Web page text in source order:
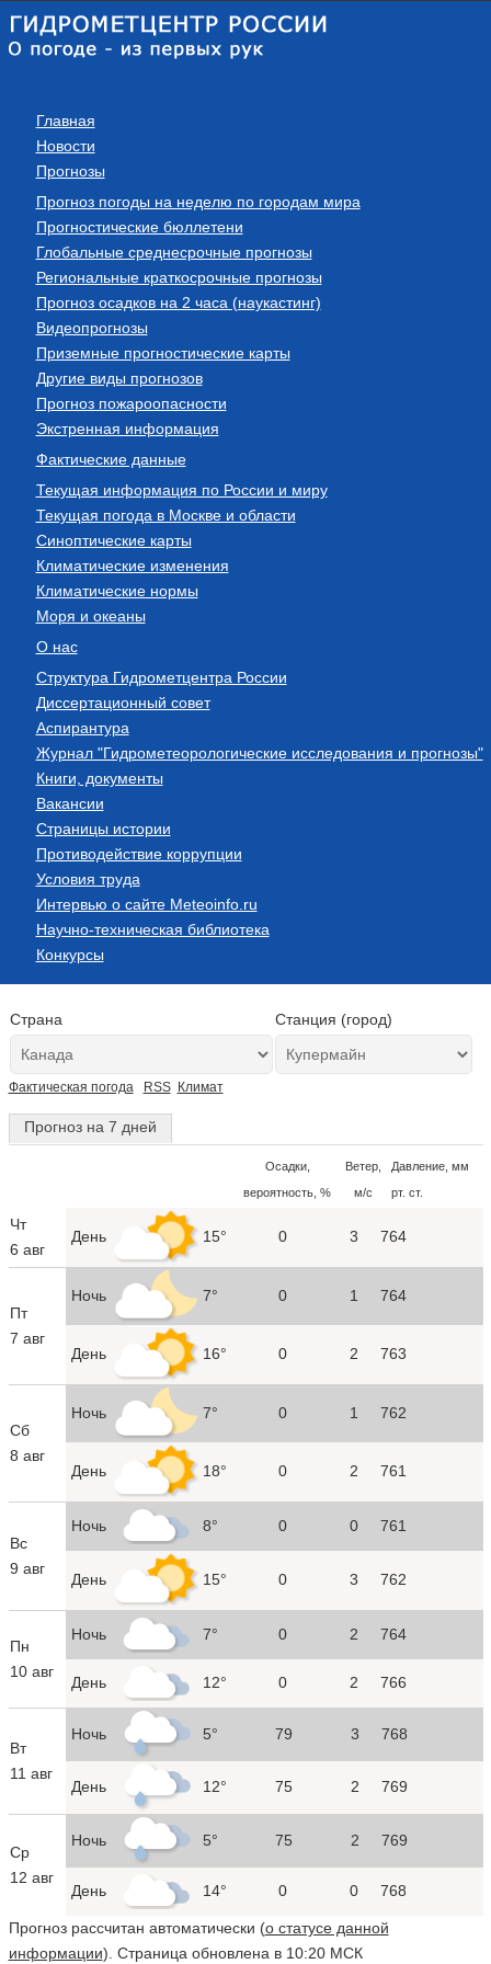
Главная
Новости
Прогнозы
Прогноз погоды на неделю по городам мира
Прогностические бюллетени
Глобальные среднесрочные прогнозы
Региональные краткосрочные прогнозы
Прогноз осадков на 2 часа (наукастинг)
Видеопрогнозы
Приземные прогностические карты
Другие виды прогнозов
Прогноз пожароопасности
Экстренная информация
Фактические данные
Текущая информация по России и миру
Текущая погода в Москве и области
Синоптические карты
Климатические изменения
Климатические нормы
Моря и океаны
О нас
Структура Гидрометцентра России
Диссертационный совет
Аспирантура
Журнал "Гидрометеорологические исследования и прогнозы"
Книги, документы
Вакансии
Страницы истории
Противодействие коррупции
Условия труда
Интервью о сайте Meteoinfo.ru
Научно-техническая библиотека
Конкурсы
Страна Станция (город)
Фактическая погода RSS Климат
Прогноз на 7 дней
Осадки,
вероятность, %
Ветер,
м/с
Давление, мм
рт. ст.
Чт
6 авг
День 15° 0 3 764
Пт
7 авг
Ночь 7° 0 1 764
День 16° 0 2 763
Сб
8 авг
Ночь 7° 0 1 762
День 18° 0 2 761
Вс
9 авг
Ночь 8° 0 0 761
День 15° 0 3 762
Пн
10 авг
Ночь 7° 0 2 764
День 12° 0 2 766
Вт
11 авг
Ночь 5° 79 3 768
День 12° 75 2 769
Ср
12 авг
Ночь 5° 75 2 769
День 14° 0 0 768
Прогноз рассчитан автоматически (о статусе данной
информации). Страница обновлена в 10:20 МСК